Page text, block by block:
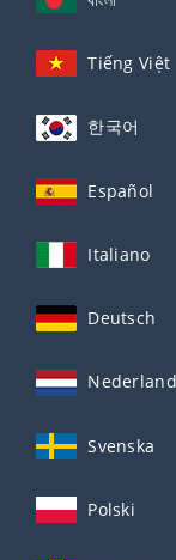
Tiếng Việt
한국어
Español
Italiano
Deutsch
Svenska
Polski